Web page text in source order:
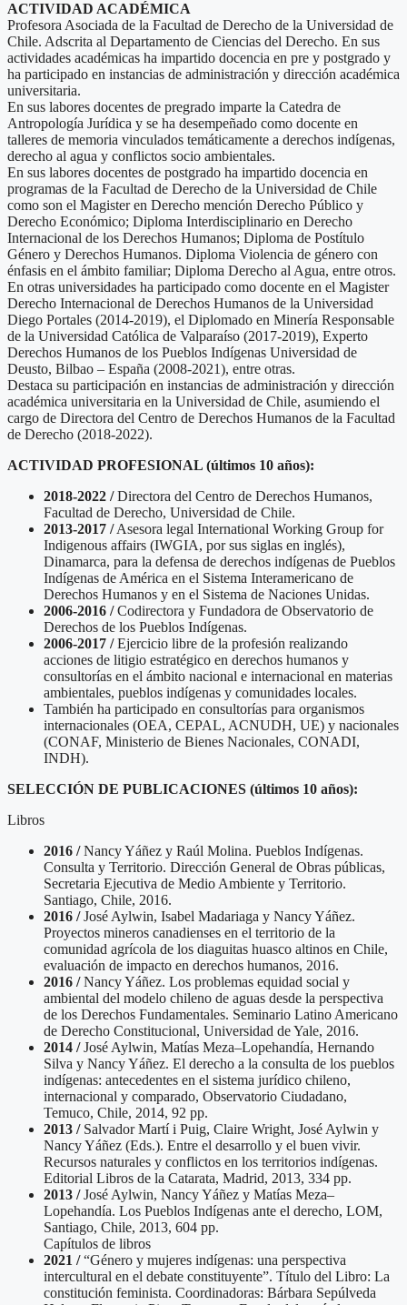
ACTIVIDAD ACADÉMICA
Profesora Asociada de la Facultad de Derecho de la Universidad de
Chile. Adscrita al Departamento de Ciencias del Derecho. En sus
actividades académicas ha impartido docencia en pre y postgrado y
ha participado en instancias de administración y dirección académica
universitaria.
En sus labores docentes de pregrado imparte la Catedra de
Antropología Jurídica y se ha desempeñado como docente en
talleres de memoria vinculados temáticamente a derechos indígenas,
derecho al agua y conflictos socio ambientales.
En sus labores docentes de postgrado ha impartido docencia en
programas de la Facultad de Derecho de la Universidad de Chile
como son el Magister en Derecho mención Derecho Público y
Derecho Económico; Diploma Interdisciplinario en Derecho
Internacional de los Derechos Humanos; Diploma de Postítulo
Género y Derechos Humanos. Diploma Violencia de género con
énfasis en el ámbito familiar; Diploma Derecho al Agua, entre otros.
En otras universidades ha participado como docente en el Magister
Derecho Internacional de Derechos Humanos de la Universidad
Diego Portales (2014-2019), el Diplomado en Minería Responsable
de la Universidad Católica de Valparaíso (2017-2019), Experto
Derechos Humanos de los Pueblos Indígenas Universidad de
Deusto, Bilbao – España (2008-2021), entre otras.
Destaca su participación en instancias de administración y dirección
académica universitaria en la Universidad de Chile, asumiendo el
cargo de Directora del Centro de Derechos Humanos de la Facultad
de Derecho (2018-2022).
ACTIVIDAD PROFESIONAL (últimos 10 años):
2018-2022 /Directora del Centro de Derechos Humanos,
Facultad de Derecho, Universidad de Chile.
2013-2017 /Asesora legal International Working Group for
Indigenous affairs (IWGIA, por sus siglas en inglés),
Dinamarca, para la defensa de derechos indígenas de Pueblos
Indígenas de América en el Sistema Interamericano de
Derechos Humanos y en el Sistema de Naciones Unidas.
2006-2016 /Codirectora y Fundadora de Observatorio de
Derechos de los Pueblos Indígenas.
2006-2017 /Ejercicio libre de la profesión realizando
acciones de litigio estratégico en derechos humanos y
consultorías en el ámbito nacional e internacional en materias
ambientales, pueblos indígenas y comunidades locales.
También ha participado en consultorías para organismos
internacionales (OEA, CEPAL, ACNUDH, UE) y nacionales
(CONAF, Ministerio de Bienes Nacionales, CONADI,
INDH).
SELECCIÓN DE PUBLICACIONES (últimos 10 años):
Libros
2016 /Nancy Yáñez y Raúl Molina. Pueblos Indígenas.
Consulta y Territorio. Dirección General de Obras públicas,
Secretaria Ejecutiva de Medio Ambiente y Territorio.
Santiago, Chile, 2016.
2016 /José Aylwin, Isabel Madariaga y Nancy Yáñez.
Proyectos mineros canadienses en el territorio de la
comunidad agrícola de los diaguitas huasco altinos en Chile,
evaluación de impacto en derechos humanos, 2016.
2016 /Nancy Yáñez. Los problemas equidad social y
ambiental del modelo chileno de aguas desde la perspectiva
de los Derechos Fundamentales. Seminario Latino Americano
de Derecho Constitucional, Universidad de Yale, 2016.
2014 /José Aylwin, Matías Meza–Lopehandía, Hernando
Silva y Nancy Yáñez. El derecho a la consulta de los pueblos
indígenas: antecedentes en el sistema jurídico chileno,
internacional y comparado, Observatorio Ciudadano,
Temuco, Chile, 2014, 92 pp.
2013 /Salvador Martí i Puig, Claire Wright, José Aylwin y
Nancy Yáñez (Eds.). Entre el desarrollo y el buen vivir.
Recursos naturales y conflictos en los territorios indígenas.
Editorial Libros de la Catarata, Madrid, 2013, 334 pp.
2013 /José Aylwin, Nancy Yáñez y Matías Meza–
Lopehandía. Los Pueblos Indígenas ante el derecho, LOM,
Santiago, Chile, 2013, 604 pp.
Capítulos de libros
2021 /“Género y mujeres indígenas: una perspectiva
intercultural en el debate constituyente”. Título del Libro: La
constitución feminista. Coordinadoras: Bárbara Sepúlveda